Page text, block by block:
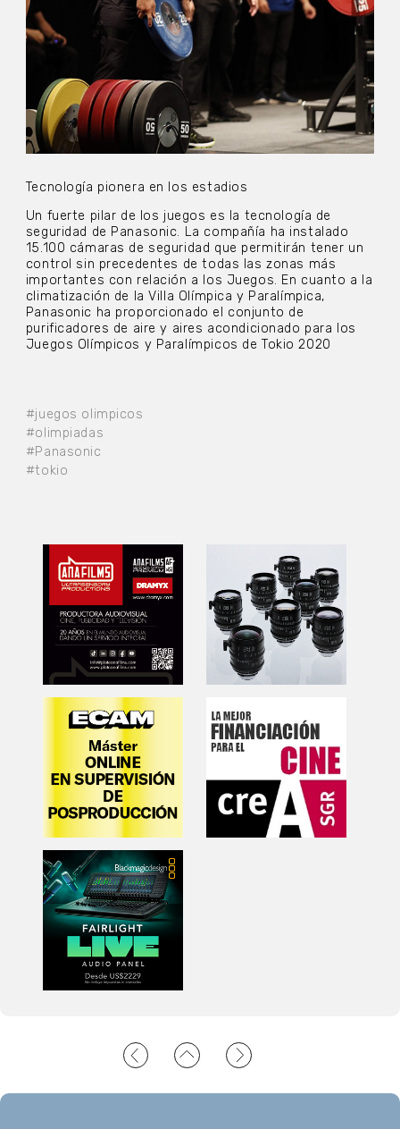
#juegos olimpicos
#olimpiadas
#Panasonic
#tokio
Tecnología pionera en los estadios
Un fuerte pilar de los juegos es la tecnología de
seguridad de Panasonic. La compañía ha instalado
15.100 cámaras de seguridad que permitirán tener un
control sin precedentes de todas las zonas más
importantes con relación a los Juegos. En cuanto a la
climatización de la Villa Olímpica y Paralímpica,
Panasonic ha proporcionado el conjunto de
purificadores de aire y aires acondicionado para los
Juegos Olímpicos y Paralímpicos de Tokio 2020